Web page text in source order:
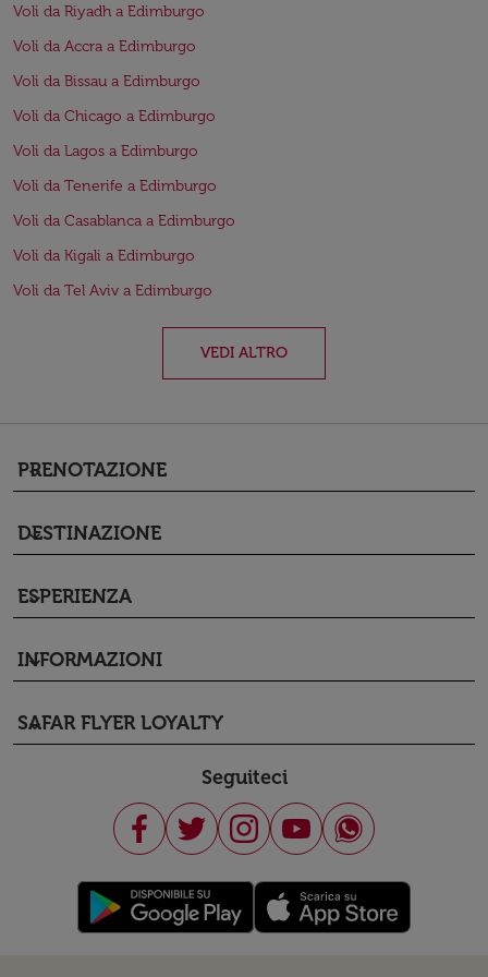
Voli da Riyadh a Edimburgo
Voli da Accra a Edimburgo
Voli da Bissau a Edimburgo
Voli da Chicago a Edimburgo
Voli da Lagos a Edimburgo
Voli da Tenerife a Edimburgo
Voli da Casablanca a Edimburgo
Voli da Kigali a Edimburgo
Voli da Tel Aviv a Edimburgo
VEDI ALTRO
PRENOTAZIONE
keyboard_arrow_down
DESTINAZIONE
keyboard_arrow_down
ESPERIENZA
keyboard_arrow_down
INFORMAZIONI
keyboard_arrow_down
SAFAR FLYER LOYALTY
keyboard_arrow_down
Seguiteci